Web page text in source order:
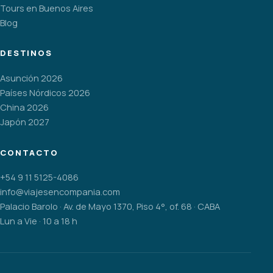
Tours en Buenos Aires
Blog
DESTINOS
Asunción 2026
Países Nórdicos 2026
China 2026
Japón 2027
CONTACTO
+54 9 11 5125-4086
info@viajesencompania.com
Palacio Barolo · Av. de Mayo 1370, Piso 4°, of. 68 · CABA
Lun a Vie · 10 a 18 h